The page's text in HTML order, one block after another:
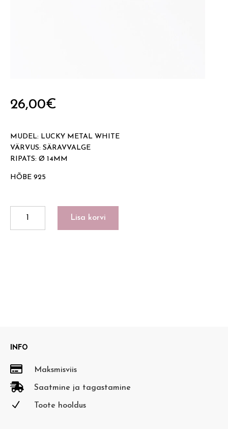
26,00€
MUDEL: LUCKY METAL WHITE
VÄRVUS: SÄRAVVALGE
RIPATS: Ø 14MM
HÕBE 925
METAL
Lisa korvi
INFO
 Maksmisviis
 Saatmine ja tagastamine
N Toote hooldus